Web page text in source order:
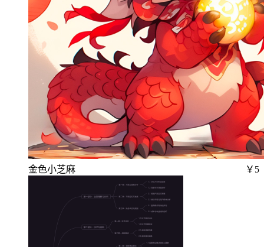
金色小芝麻 ￥5